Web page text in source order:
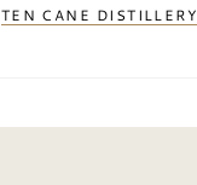
TEN CANE DISTILLERY